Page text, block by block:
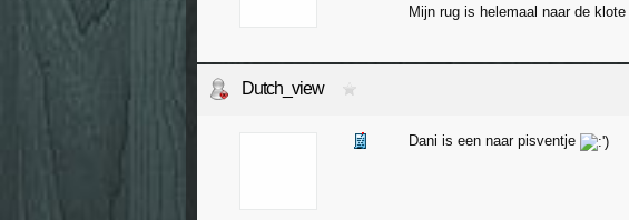
Mijn rug is helemaal naar de klote
Dutch_view
Dani is een naar pisventje